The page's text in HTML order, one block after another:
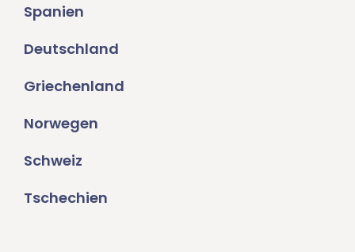
Spanien
Deutschland
Griechenland
Norwegen
Schweiz
Tschechien